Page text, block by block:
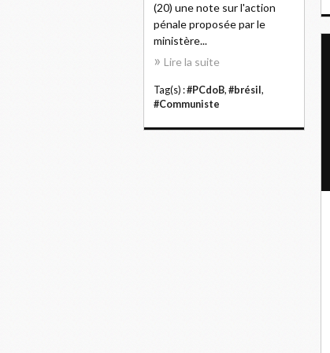
(20) une note sur l'action
pénale proposée par le
ministère...
Lire la suite
Tag(s) :#PCdoB, #brésil ,
#Communiste